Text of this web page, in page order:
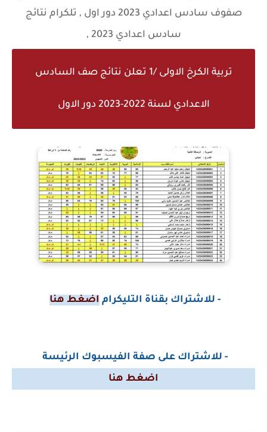
صفوف سادس اعدادي 2023 دور اول , تلكرام نتائج
سادس اعدادي 2023 ,
تربية الكرخ الاولى /1 تعلن نتائج صف السادس
الاعدادي لسنة 2022-2023 دور الاول
- للاشتراك بقناة التليكرام اضغط هنا
- للاشتراك على صفة الفيسبوك الرئيسة
اضغط هنا